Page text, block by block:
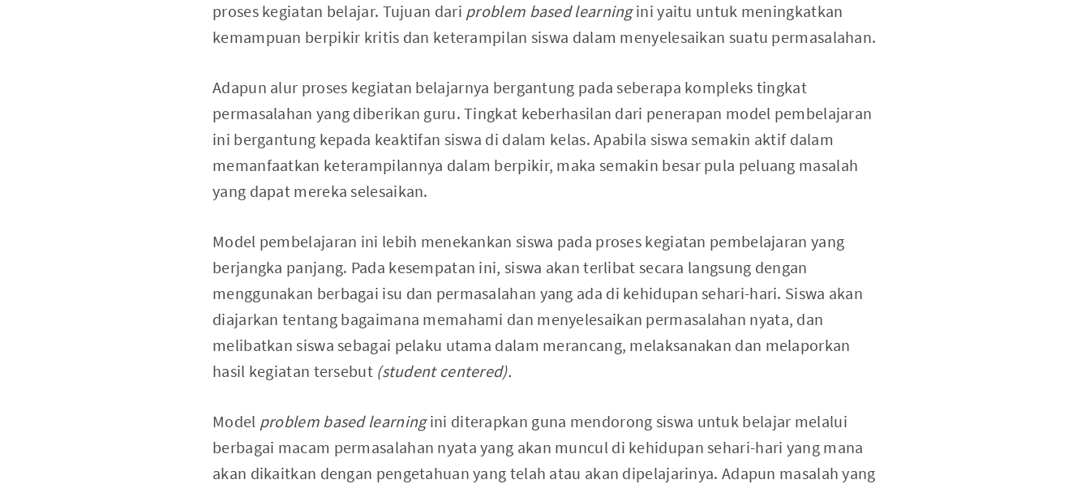
proses kegiatan belajar. Tujuan dari problem based learningini yaitu untuk meningkatkan
kemampuan berpikir kritis dan keterampilan siswa dalam menyelesaikan suatu permasalahan.
Adapun alur proses kegiatan belajarnya bergantung pada seberapa kompleks tingkat
permasalahan yang diberikan guru. Tingkat keberhasilan dari penerapan model pembelajaran
ini bergantung kepada keaktifan siswa di dalam kelas. Apabila siswa semakin aktif dalam
memanfaatkan keterampilannya dalam berpikir, maka semakin besar pula peluang masalah
yang dapat mereka selesaikan.
Model pembelajaran ini lebih menekankan siswa pada proses kegiatan pembelajaran yang
berjangka panjang. Pada kesempatan ini, siswa akan terlibat secara langsung dengan
menggunakan berbagai isu dan permasalahan yang ada di kehidupan sehari-hari. Siswa akan
diajarkan tentang bagaimana memahami dan menyelesaikan permasalahan nyata, dan
melibatkan siswa sebagai pelaku utama dalam merancang, melaksanakan dan melaporkan
hasil kegiatan tersebut (student centered).
Model problem based learningini diterapkan guna mendorong siswa untuk belajar melalui
berbagai macam permasalahan nyata yang akan muncul di kehidupan sehari-hari yang mana
akan dikaitkan dengan pengetahuan yang telah atau akan dipelajarinya. Adapun masalah yang